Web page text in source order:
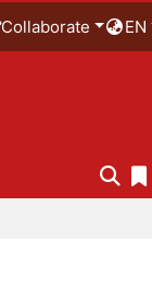
Collaborate EN